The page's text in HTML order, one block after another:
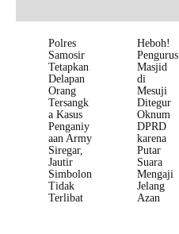
Polres
Samosir
Tetapkan
Delapan
Orang
Tersangk
a Kasus
Penganiy
aan Army
Siregar,
Jautir
Simbolon
Tidak
Terlibat
Heboh!
Pengurus
Masjid
di
Mesuji
Ditegur
Oknum
DPRD
karena
Putar
Suara
Mengaji
Jelang
Azan